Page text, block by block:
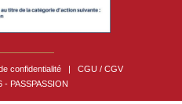
confidentialité
CGU / CGV
- PASSPASSION